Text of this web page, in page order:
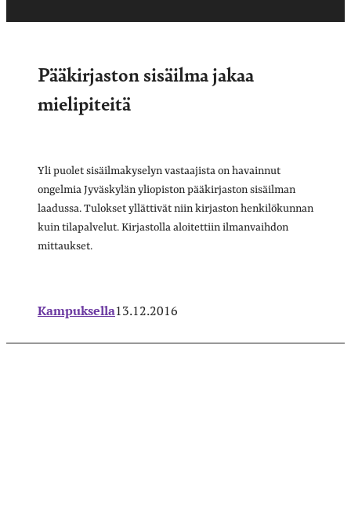
Pääkirjaston sisäilma jakaa
mielipiteitä
Yli puolet sisäilmakyselyn vastaajista on havainnut
ongelmia Jyväskylän yliopiston pääkirjaston sisäilman
laadussa. Tulokset yllättivät niin kirjaston henkilökunnan
kuin tilapalvelut. Kirjastolla aloitettiin ilmanvaihdon
mittaukset.
Kampuksella13.12.2016